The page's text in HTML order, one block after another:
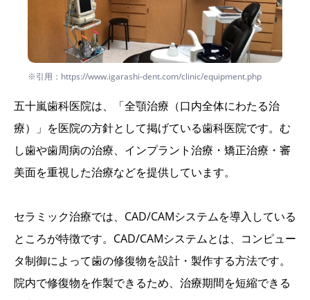
※引用：https://www.igarashi-dent.com/clinic/equipment.php
五十嵐歯科医院は、「全顎治療（口内全体にわたる治
療）」を医院の方針として掲げている歯科医院です。む
し歯や歯周病の治療、インプラント治療・矯正治療・審
美面を重視した治療などを提供しています。
セラミック治療では、CAD/CAMシステムを導入している
ところが特徴です。CAD/CAMシステムとは、コンピュー
タ制御によって歯の修復物を設計・製作する方法です。
院内で修復物を作製できるため、治療期間を短縮できる